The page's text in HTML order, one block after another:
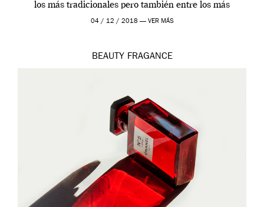
los más tradicionales pero también entre los más
modernos. Estos días ha […]
04 / 12 / 2018 — VER MÁS
BEAUTY FRAGANCE